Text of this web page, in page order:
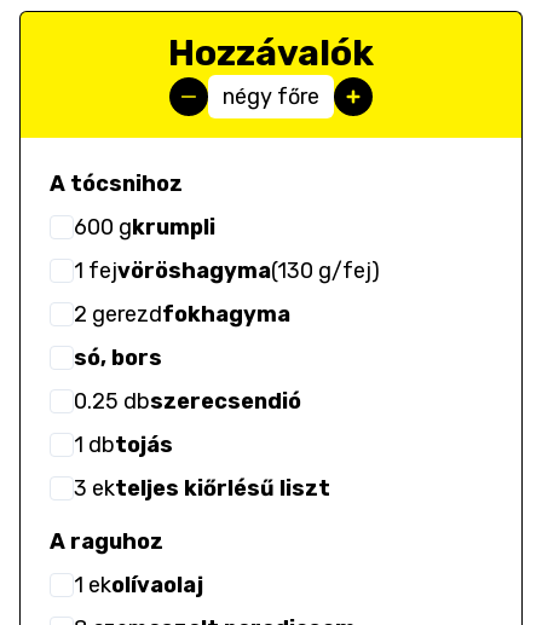
Hozzávalók
négy főre
A tócsnihoz
600 gkrumpli
1 fejvöröshagyma(130 g/fej)
2 gerezdfokhagyma
só, bors
0.25 dbszerecsendió
1 dbtojás
3 ekteljes kiőrlésű liszt
A raguhoz
1 ekolívaolaj